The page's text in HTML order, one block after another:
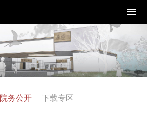
学院概况
院务公开 下载专区